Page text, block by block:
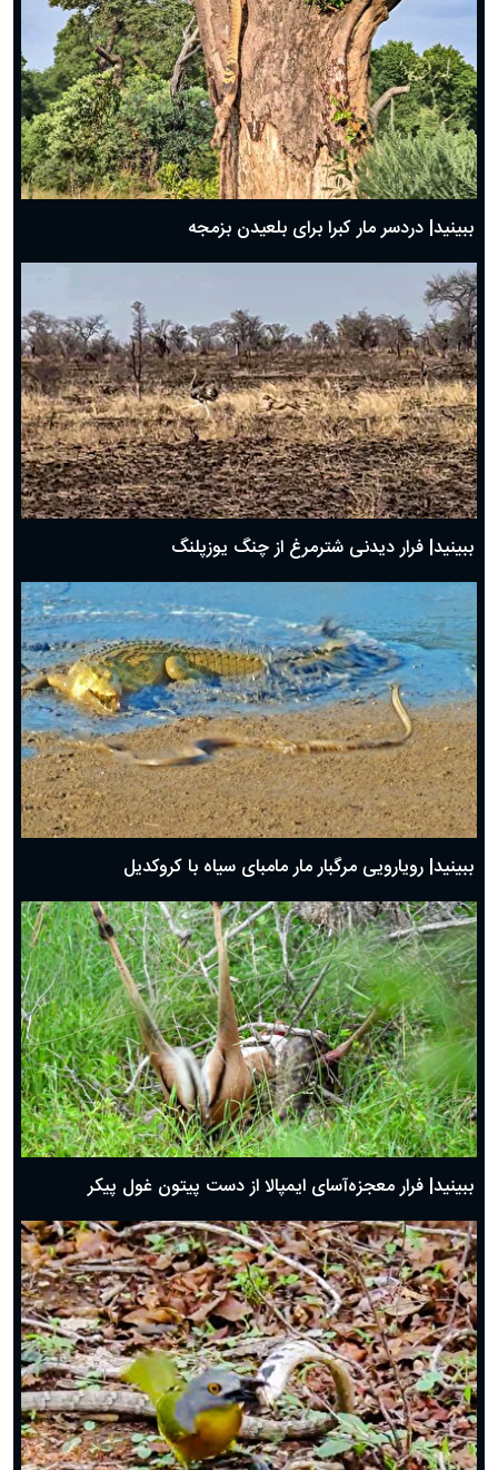
ببینید| دردسر مار کبرا برای بلعیدن بزمجه
ببینید| فرار دیدنی شترمرغ از چنگ یوزپلنگ
ببینید| رویارویی مرگبار مار مامبای سیاه با کروکدیل
ببینید| فرار معجزه‌آسای ایمپالا از دست پیتون غول پیکر